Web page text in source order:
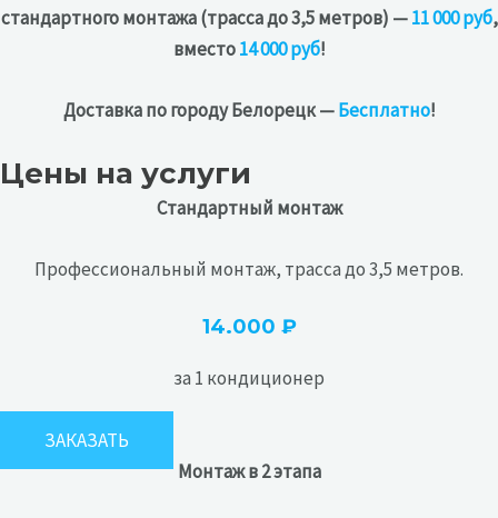
стандартного монтажа (трасса до 3,5 метров) —11 000 руб,
вместо14 000 руб!
Доставка по городу Белорецк —Бесплатно!
Цены на услуги
Стандартный монтаж
Профессиональный монтаж, трасса до 3,5 метров.
14.000 ₽
за 1 кондиционер
ЗАКАЗАТЬ
Монтаж в 2 этапа